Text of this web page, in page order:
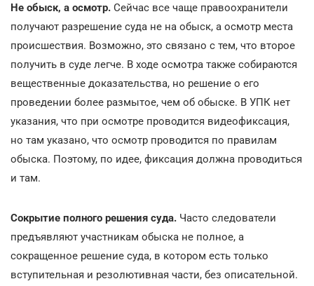
Не обыск, а осмотр. Сейчас все чаще правоохранители
получают разрешение суда не на обыск, а осмотр места
происшествия. Возможно, это связано с тем, что второе
получить в суде легче. В ходе осмотра также собираются
вещественные доказательства, но решение о его
проведении более размытое, чем об обыске. В УПК нет
указания, что при осмотре проводится видеофиксация,
но там указано, что осмотр проводится по правилам
обыска. Поэтому, по идее, фиксация должна проводиться
и там.
Сокрытие полного решения суда. Часто следователи
предъявляют участникам обыска не полное, а
сокращенное решение суда, в котором есть только
вступительная и резолютивная части, без описательной.